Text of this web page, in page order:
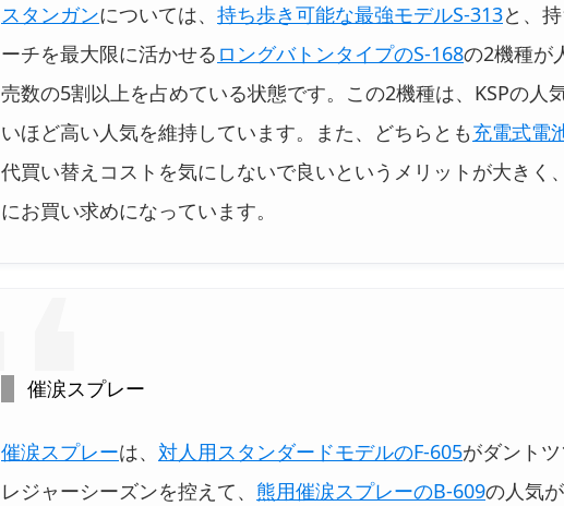
スタンガンについては、 持ち歩き可能な最強モデルS-313と、
ーチを最大限に活かせる ロングバトンタイプのS-168の2機種が
売数の5割以上を占めている状態です。この2機種は、KSPの人
いほど高い人気を維持しています。また、どちらとも充電式電
代買い替えコストを気にしないで良いというメリットが大きく
にお買い求めになっています。
催涙スプレー
催涙スプレーは、 対人用スタンダードモデルのF-605がダント
レジャーシーズンを控えて、 熊用催涙スプレーのB-609の人気